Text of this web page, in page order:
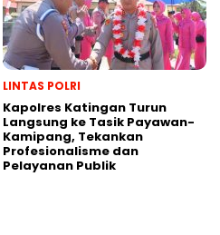
LINTAS POLRI
Kapolres Katingan Turun
Langsung ke Tasik Payawan-
Kamipang, Tekankan
Profesionalisme dan
Pelayanan Publik